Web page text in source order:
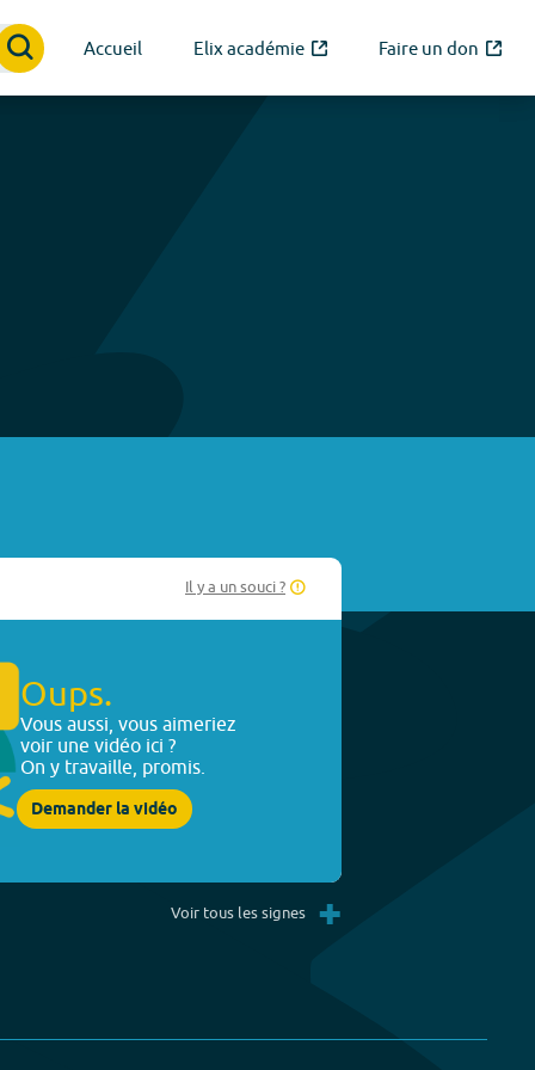
Accueil Elix académie Faire un don
Il y a un souci ?
Oups.
Vous aussi, vous aimeriez
voir une vidéo ici ?
On y travaille, promis.
Demander la vidéo
Voir tous les signes +